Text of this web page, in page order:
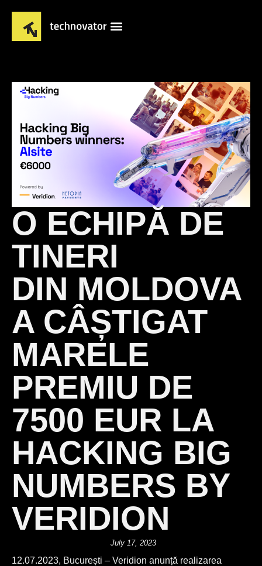
O ECHIPĂ DE
TINERI
DIN MOLDOVA
A CÂȘTIGAT
MARELE
PREMIU DE
7500 EUR LA
HACKING BIG
NUMBERS BY
VERIDION
July 17, 2023
12.07.2023, București – Veridion anunță realizarea